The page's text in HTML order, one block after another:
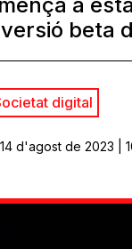
beta
digital
d'agost de 2023 |